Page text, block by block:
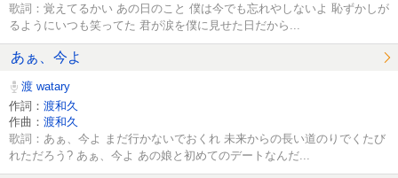
歌詞：覚えてるかい あの日のこと 僕は今でも忘れやしないよ 恥ずかしが
るようにいつも笑ってた 君が涙を僕に見せた日だから...
あぁ、今よ
渡 watary
作詞： 渡和久
作曲： 渡和久
歌詞：あぁ、今よ まだ行かないでおくれ 未来からの長い道のりでくたび
れただろう? あぁ、今よ あの娘と初めてのデートなんだ...